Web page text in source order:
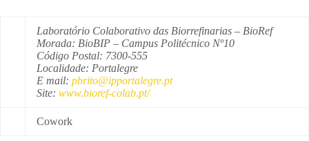
Laboratório Colaborativo das Biorrefinarias – BioRef
Morada: BioBIP – Campus Politécnico Nº10
Código Postal: 7300-555
Localidade: Portalegre
E mail: pbrito@ipportalegre.pt
Site: www.bioref-colab.pt/
Cowork